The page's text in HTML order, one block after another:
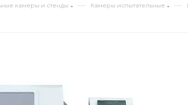
камеры и стенды — Камеры испытательные —